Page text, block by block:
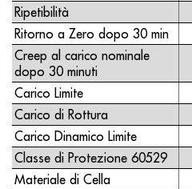
Ripetibilità
Ritorno a Zero dopo 30 min
Creep al carico nominale
dopo 30 minuti
Carico Limite
Carico di Rottura
Carico Dinamico Limite
Classe di Protezione 60529
Materiale di Cella